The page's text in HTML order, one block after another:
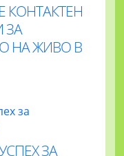
КОНТАКТЕН
ЗА
НА ЖИВО В
ЗА